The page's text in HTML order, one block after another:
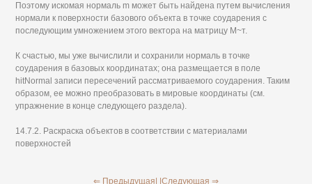
Поэтому искомая нормаль m может быть найдена путем вычисления
нормали к поверхности базового объекта в точке соударения с
последующим умножением этого вектора на матрицу М~т.
К счастью, мы уже вычислили и сохранили нормаль в точке
соударения в базовых координатах; она размещается в поле
hitNormal записи пересечений рассматриваемого соударения. Таким
образом, ее можно преобразовать в мировые координаты (см.
упражнение в конце следующего раздела).
14.7.2. Раскраска объектов в соответствии с материалами
поверхностей
⇐ Предыдущая| |Следующая ⇒